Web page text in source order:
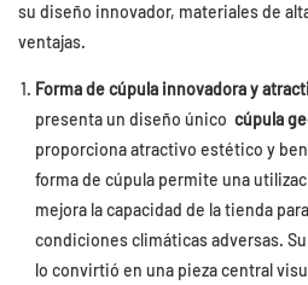
su diseño innovador, materiales de
ventajas.
Forma de cúpula innovadora y
presenta un diseño único cúpula
proporciona atractivo estético y
forma de cúpula permite una
mejora la capacidad de la tienda
condiciones climáticas adversas.
lo convirtió en una pieza central